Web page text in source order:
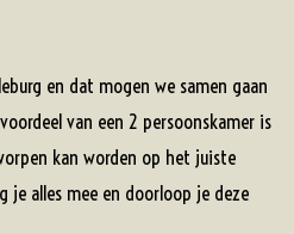
en dat mogen we samen gaan
van een 2 persoonskamer is
kan worden op het juiste
je alles mee en doorloop je deze